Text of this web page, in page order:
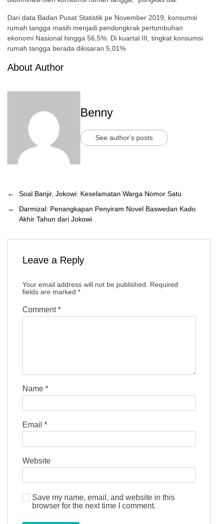
Dari data Badan Pusat Statistik pe November 2019, konsumsi
rumah tangga masih menjadi pendongkrak pertumbuhan
ekonomi Nasional hingga 56,5%. Di kuartal III, tingkat konsumsi
rumah tangga berada dikisaran 5,01%
About Author
Benny
See author's posts
←
Soal Banjir, Jokowi: Keselamatan Warga Nomor Satu
→
Darmizal: Penangkapan Penyiram Novel Baswedan Kado
Akhir Tahun dari Jokowi
Leave a Reply
Your email address will not be published.
Required
fields are marked *
Comment*
Name *
Email *
Website
Save my name, email, and website in this
browser for the next time I comment.